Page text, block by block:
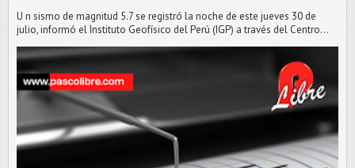
U n sismo de magnitud 5.7 se registró la noche de este jueves 30 de
julio, informó el Instituto Geofísico del Perú (IGP) a través del Centro...